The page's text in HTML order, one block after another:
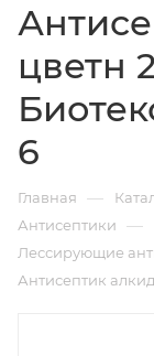
цветн
6
Главная —
Антисептики —
Лессирующие
Антисептик